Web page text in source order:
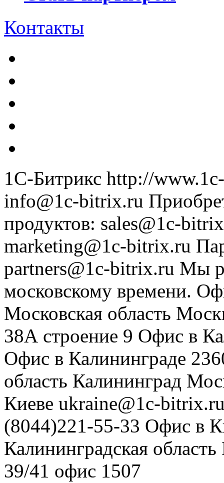
Контакты
1С-Битрикс http://
info@1c-bitrix.ru
продуктов: sales@1c-
marketing@1c-bitrix.ru
partners@1c-bitrix.ru Мы
московскому времени.
Московская область
38А строение 9 Офис в
Офис в Калининграде
область Калининград
Киеве ukraine@1c-
(8044)221-55-33 Офис в
Калининградская область
39/41 офис 1507